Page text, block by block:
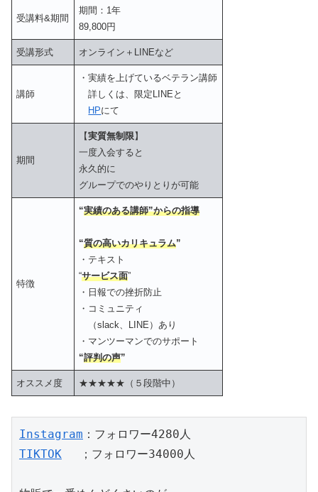
受講料&期間
期間：1年
89,800円
受講形式 オンライン＋LINEなど
講師
・実績を上げているベテラン講師
詳しくは、限定LINEと
HPにて
期間
【実質無制限 】
一度入会すると
永久的に
グループでのやりとりが可能
特徴
“実績のある講師”からの指導
“質の高いカリキュラム”
・テキスト
“サービス面”
・日報での挫折防止
・コミュニティ
（slack、LINE）あり
・マンツーマンでのサポート
“評判の声”
オススメ度 ★★★★★（５段階中）
Instagram
TIKTOK ；フォロワー34000人